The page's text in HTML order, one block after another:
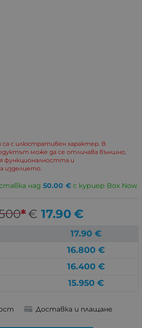
с илюстративен характер. В
може да се отличава външно,
функционалността и
изделието.
над 50.00 €с куриер Box Now
*€ 17.90 €
17.90 €
16.800 €
16.400 €
15.950 €
Доставка и плащане